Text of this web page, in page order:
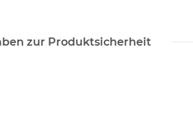
zur Produktsicherheit